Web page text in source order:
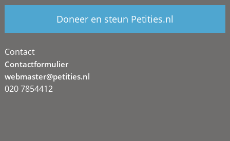
Doneer en steun Petities.nl
Contact
Contactformulier
webmaster@petities.nl
020 7854412